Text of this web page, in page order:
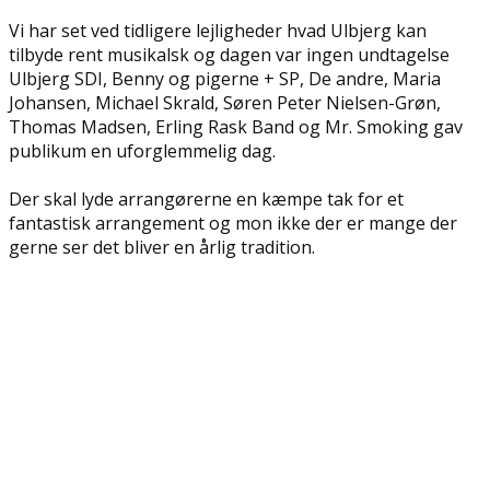
Vi har set ved tidligere lejligheder hvad Ulbjerg kan
tilbyde rent musikalsk og dagen var ingen undtagelse
Ulbjerg SDI, Benny og pigerne + SP, De andre, Maria
Johansen, Michael Skrald, Søren Peter Nielsen-Grøn,
Thomas Madsen, Erling Rask Band og Mr. Smoking gav
publikum en uforglemmelig dag.
Der skal lyde arrangørerne en kæmpe tak for et
fantastisk arrangement og mon ikke der er mange der
gerne ser det bliver en årlig tradition.